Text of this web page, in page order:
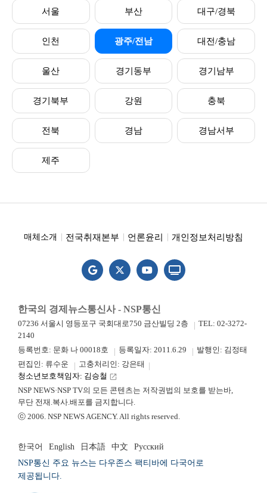
서울 부산 대구/경북
인천 광주/전남 대전/충남
울산 경기동부 경기남부
경기북부 강원 충북
전북 경남 경남서부
제주
매체소개 전국취재본부 언론윤리 개인정보처리방침
한국의 경제뉴스통신사 - NSP통신
07236 서울시 영등포구 국회대로750 금산빌딩 2층
TEL: 02-3272-
2140
등록번호: 문화 나 00018호
등록일자: 2011.6.29
발행인: 김정태
편집인: 류수운
고충처리인: 강은태
청소년보호책임자: 김승철 launch
NSP NEWS·NSP TV의 모든 콘텐츠는 저작권법의 보호를 받는바,
무단 전재.복사.배포를 금지합니다.
ⓒ 2006. NSP NEWS AGENCY. All rights reserved.
한국어 English 日本語 中文
Русский
NSP통신 주요 뉴스는 다우존스 팩티바에 다국어로
제공됩니다.